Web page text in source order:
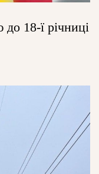
до 18-ї річниці